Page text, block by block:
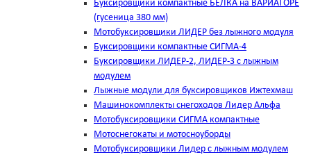
Буксировщики компактные БЕЛКА на ВАРИАТОРЕ
(гусеница 380 мм)
Мотобуксировщики ЛИДЕР без лыжного модуля
Буксировщики компактные СИГМА-4
Буксировщики ЛИДЕР-2, ЛИДЕР-3 c лыжным
модулем
Лыжные модули для буксировщиков Ижтехмаш
Машинокомплекты снегоходов Лидер Альфа
Мотобуксировщики СИГМА компактные
Мотоснегокаты и мотосноуборды
Мотобуксировщики Лидер с лыжным модулем